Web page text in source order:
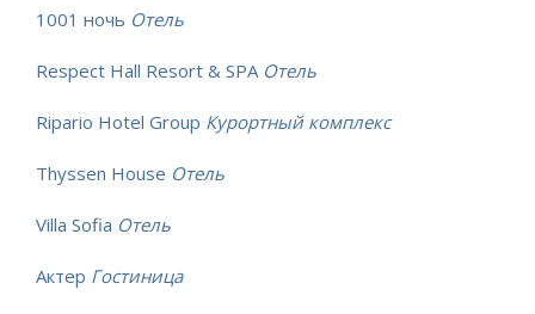
1001 ночь Отель
Respect Hall Resort & SPA Отель
Ripario Hotel Group Курортный комплекс
Thyssen House Отель
Villa Sofia Отель
Актер Гостиница